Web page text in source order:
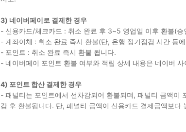
3) 네이버페이로 결제한 경우
- 신용카드/체크카드 : 취소 완료 후 3~5 영업일 이후 환불(
- 계좌이체 : 취소 완료 즉시 환불(단, 은행 정기점검 시간 등
- 포인트 : 취소 완료 즉시 환불 됩니다.
- 네이버페이 포인트 환불 여부와 적립 상세 내용은 네이버
4) 포인트 합산 결제한 경우
- 패널티는 포인트에서 선차감되어 환불되며, 패널티 금액이
감 후 환불됩니다. 단, 패널티 금액이 신용카드 결제금액보다